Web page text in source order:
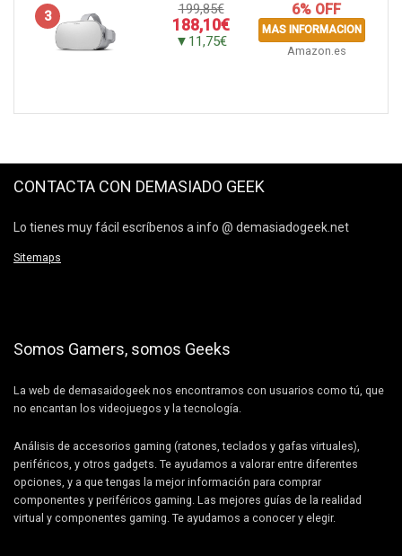
3
199,85€
188,10€
▼11,75€
6% OFF
MAS INFORMACION
Amazon.es
CONTACTA CON DEMASIADO GEEK
Lo tienes muy fácil escríbenos a info @ demasiadogeek.net
Sitemaps
Somos Gamers, somos Geeks
La web de demasaidogeek nos encontramos con usuarios como tú, que
no encantan los videojuegos y la tecnología.
Análisis de accesorios gaming (ratones, teclados y gafas virtuales),
periféricos, y otros gadgets. Te ayudamos a valorar entre diferentes
opciones, y a que tengas la mejor información para comprar
componentes y periféricos gaming. Las mejores guías de la realidad
virtual y componentes gaming. Te ayudamos a conocer y elegir.